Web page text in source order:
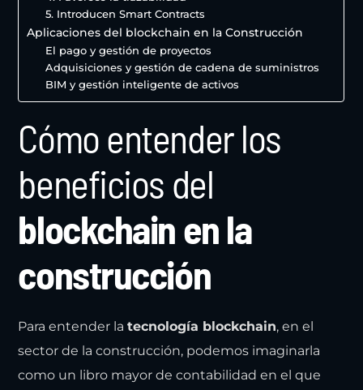
5. Introducen Smart Contracts
Aplicaciones del blockchain en la Construcción
El pago y gestión de proyectos
Adquisiciones y gestión de cadena de suministros
BIM y gestión inteligente de activos
Cómo entender los
beneficios del
blockchain en la
construcción
Para entender latecnología blockchain, en el
sector de la construcción, podemos imaginarla
como un libro mayor de contabilidad en el que